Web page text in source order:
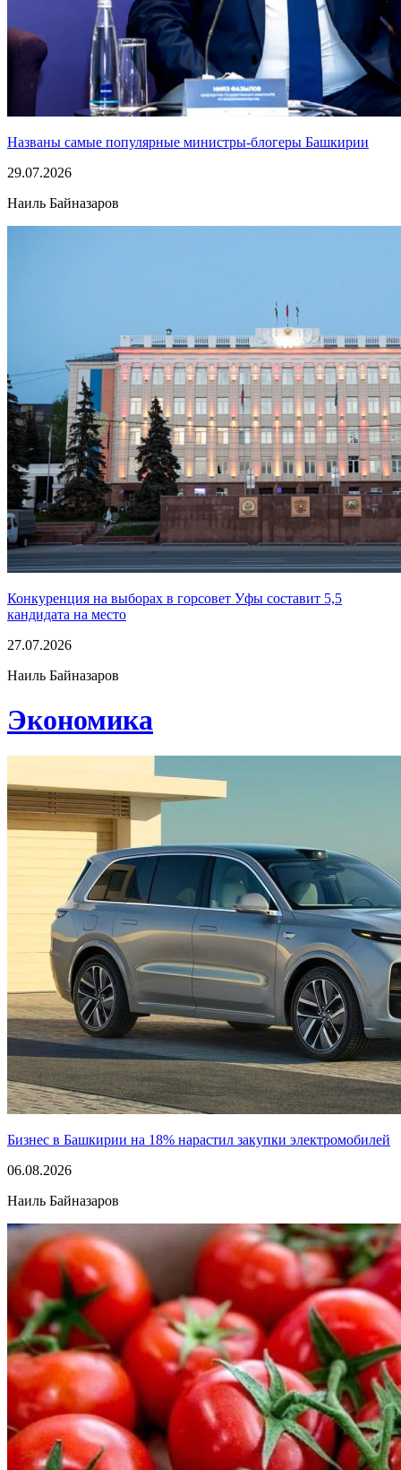
Названы самые популярные министры-блогеры Башкирии
29.07.2026
Наиль Байназаров
Конкуренция на выборах в горсовет Уфы составит 5,5
кандидата на место
27.07.2026
Наиль Байназаров
Экономика
Бизнес в Башкирии на 18% нарастил закупки электромобилей
06.08.2026
Наиль Байназаров